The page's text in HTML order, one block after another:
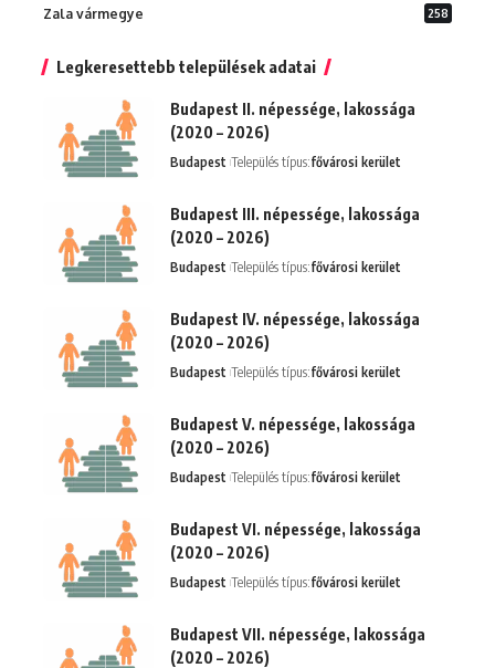
Zala vármegye 258
Legkeresettebb települések adatai
Budapest II. népessége, lakossága
(2020 – 2026)
Budapest Település típus:fővárosi kerület
Budapest III. népessége, lakossága
(2020 – 2026)
Budapest Település típus:fővárosi kerület
Budapest IV. népessége, lakossága
(2020 – 2026)
Budapest Település típus:fővárosi kerület
Budapest V. népessége, lakossága
(2020 – 2026)
Budapest Település típus:fővárosi kerület
Budapest VI. népessége, lakossága
(2020 – 2026)
Budapest Település típus:fővárosi kerület
Budapest VII. népessége, lakossága
(2020 – 2026)